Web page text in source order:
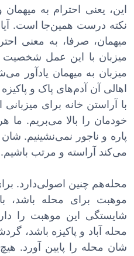
این، یعنی احترام به
نکته درست همین‌جا است.
میهمان، صرفا، به معنی
میزبان با این عمل شخصیت
میزبان به میهمان یادآور
اهالی آن آدم‌های پاک و
با آراستن خانه برای
خودمان را بالا می‌بریم. ما
پاره و ناجور نمی‌نشینیم.
می‌کند آراسته و مرتب
محله‌هم چنین اصولی‌دارد.
موهبت برای محله باشد،
شایستگی این موهبت را
محله آباد و پاکیزه باشد،
شان محله را پایین آورد.